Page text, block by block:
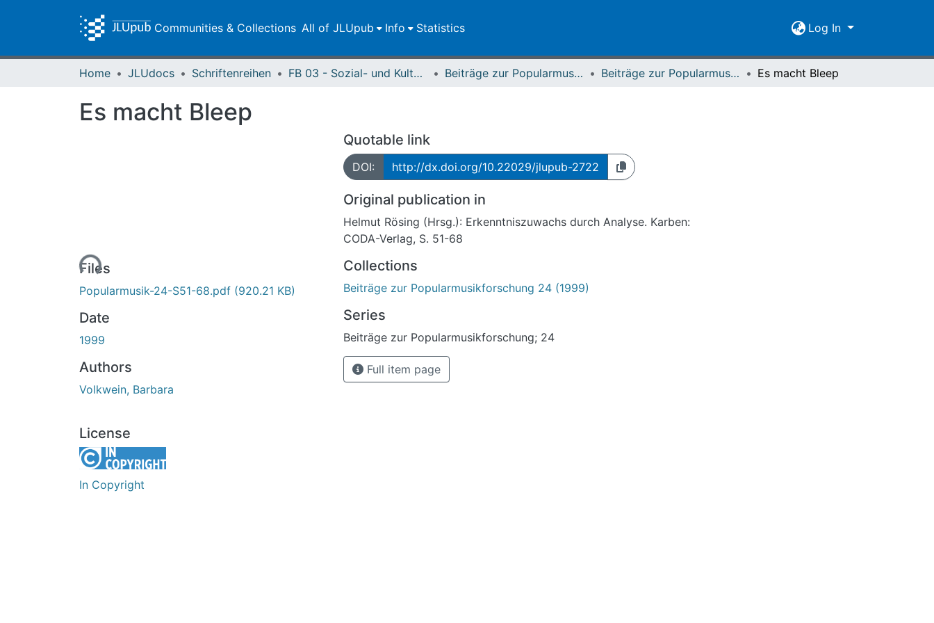
Communities & Collections All of JLUpub Info Statistics Log In
Home JLUdocs Schriftenreihen FB 03 - Sozial- und Kulturwissenschaften Beiträge zur Popularmusikforschung Beiträge zur Popularmusikforschung 24 (1999) Es macht Bleep
Es macht Bleep
Loading...
Files
Popularmusik-24-S51-68.pdf (920.21 KB)
Date
1999
Authors
Volkwein, Barbara
License
In Copyright
Quotable link
DOI: http://dx.doi.org/10.22029/jlupub-2722
Original publication in
Helmut Rösing (Hrsg.): Erkenntniszuwachs durch Analyse. Karben:
CODA-Verlag, S. 51-68
Collections
Beiträge zur Popularmusikforschung 24 (1999)
Series
Beiträge zur Popularmusikforschung; 24
Full item page